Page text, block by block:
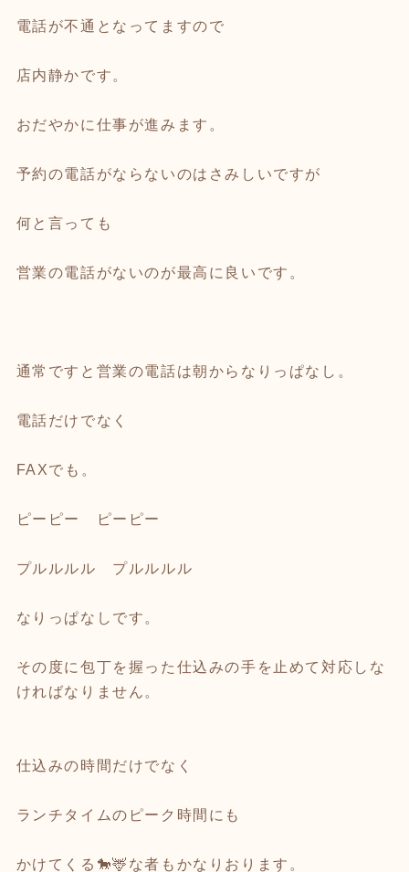
電話が不通となってますので
店内静かです。
おだやかに仕事が進みます。
予約の電話がならないのはさみしいですが
何と言っても
営業の電話がないのが最高に良いです。
通常ですと営業の電話は朝からなりっぱなし。
電話だけでなく
FAXでも。
ピーピー ピーピー
プルルルル プルルルル
なりっぱなしです。
その度に包丁を握った仕込みの手を止めて対応しな
ければなりません。
仕込みの時間だけでなく
ランチタイムのピーク時間にも
かけてくる🐎🦌な者もかなりおります。